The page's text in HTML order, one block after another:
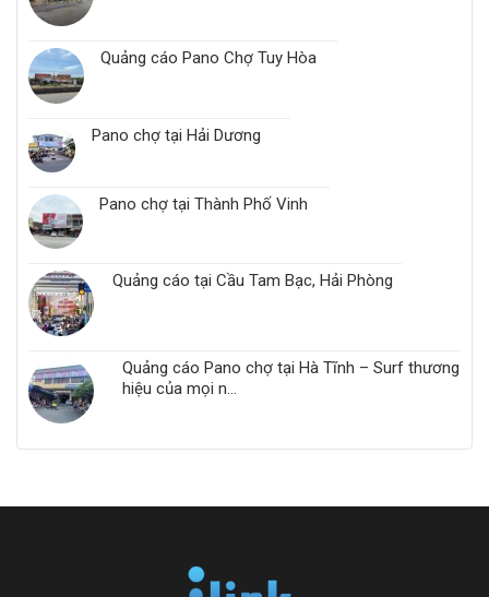
Quảng cáo Pano Chợ Tuy Hòa
Pano chợ tại Hải Dương
Pano chợ tại Thành Phố Vinh
Quảng cáo tại Cầu Tam Bạc, Hải Phòng
Quảng cáo Pano chợ tại Hà Tĩnh – Surf thương
hiệu của mọi n...